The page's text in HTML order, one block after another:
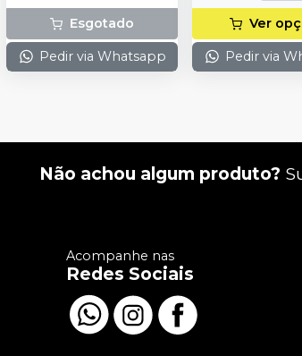
Esgotado
Pedir via Whatsapp
Ver
Pedir via
Não achou algum produto?
Acompanhe nas
Redes Sociais